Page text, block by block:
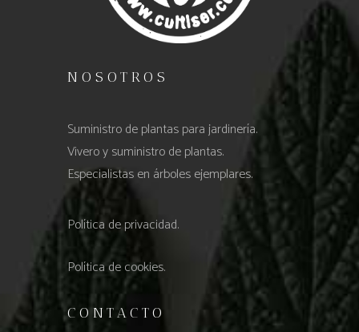
NOSOTROS
Suministro de plantas para jardinería.
Vivero y suministro de plantas.
Especialistas en árboles ejemplares.
Política de privacidad.
Política de cookies.
CONTACTO